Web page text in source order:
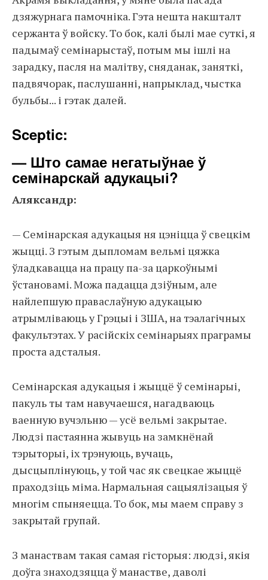
дзяжурнага памочніка. Гэта нешта накшталт
сержанта ў войску. То бок, калі былі мае суткі, я
падымаў семінарыстаў, потым мы ішлі на
зарадку, пасля на малітву, сняданак, заняткі,
падвячорак, паслушанні, напрыклад, чыстка
бульбы... і гэтак далей.
Sceptic:
— Што самае негатыўнае ў
семінарскай адукацыі?
Аляксандр:
— Семінарская адукацыя ня цэніцца ў свецкім
жыцці. З гэтым дыпломам вельмі цяжка
ўладкавацца на працу па-за царкоўнымі
ўстановамі. Можа падацца дзіўным, але
найлепшую праваслаўную адукацыю
атрымліваюць у Грэцыі і ЗША, на тэалагічных
факультэтах. У расійскіх семінарыях праграмы
проста адсталыя.
Семінарская адукацыя і жыццё ў семінарыі,
пакуль ты там навучаешся, нагадваюць
ваенную вучэльню — усё вельмі закрытае.
Людзі пастаянна жывуць на замкнёнай
тэрыторыі, іх трэнуюць, вучаць,
дысцыплінуюць, у той час як свецкае жыццё
праходзіць міма. Нармальная сацыялізацыя ў
многім спыняецца. То бок, мы маем справу з
закрытай групай.
З манаствам такая самая гісторыя: людзі, якія
доўга знаходзяцца ў манастве, даволі